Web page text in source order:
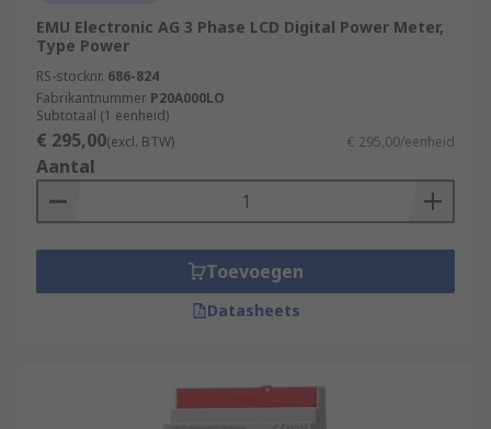
EMU Electronic AG 3 Phase LCD Digital Power Meter,
Type Power
RS-stocknr. 686-824
Fabrikantnummer P20A000LO
Subtotaal (1 eenheid)
€ 295,00(excl. BTW) € 295,00/eenheid
Aantal
Toevoegen
Datasheets